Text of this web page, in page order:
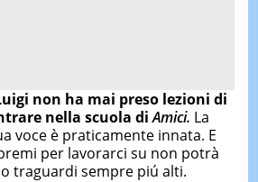
non ha mai preso lezioni di
nella scuola diAmici. La
voce è praticamente innata. E
per lavorarci su non potrà
traguardi sempre piú alti.